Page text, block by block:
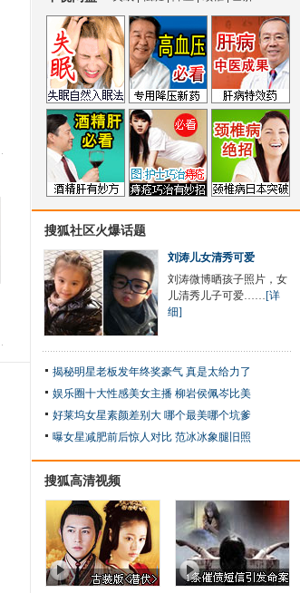
搜狐社区火爆话题
刘涛儿女清秀可爱
刘涛微博晒孩子照片，女
儿清秀儿子可爱……[详
细]
揭秘明星老板发年终奖豪气 真是太给力了
娱乐圈十大性感美女主播 柳岩侯佩岑比美
好莱坞女星素颜差别大 哪个最美哪个坑爹
曝女星减肥前后惊人对比 范冰冰象腿旧照
搜狐高清视频